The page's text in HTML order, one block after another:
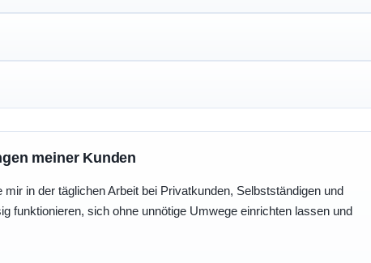
meiner Kunden
in der täglichen Arbeit bei Privatkunden, Selbstständigen und
funktionieren, sich ohne unnötige Umwege einrichten lassen und